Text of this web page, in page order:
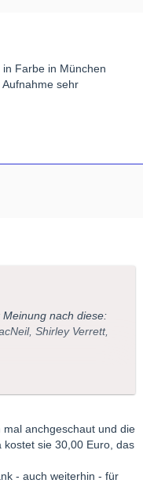
Farbe in München
sehr
nach diese:
Shirley Verrett,
oder nur sehr teuer
anchgeschaut und die
sie 30,00 Euro, das
- auch weiterhin - für